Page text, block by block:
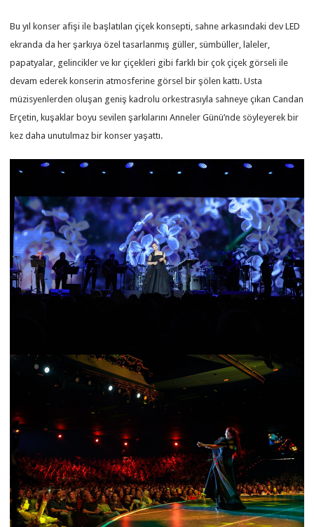
Bu yıl konser afişi ile başlatılan çiçek konsepti, sahne arkasındaki dev LED
ekranda da her şarkıya özel tasarlanmış güller, sümbüller, laleler,
papatyalar, gelincikler ve kır çiçekleri gibi farklı bir çok çiçek görseli ile
devam ederek konserin atmosferine görsel bir şölen kattı. Usta
müzisyenlerden oluşan geniş kadrolu orkestrasıyla sahneye çıkan Candan
Erçetin, kuşaklar boyu sevilen şarkılarını Anneler Günü’nde söyleyerek bir
kez daha unutulmaz bir konser yaşattı.